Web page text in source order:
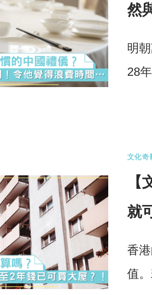
然
明
28
文化奇
就
香
值